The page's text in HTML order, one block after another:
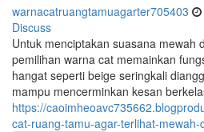
warnacatruangtamuagarter705403
Discuss
Untuk menciptakan suasana mewah
pemilihan warna cat memainkan
hangat seperti beige seringkali
mampu mencerminkan kesan
https://
cat-ruang-tamu-agar-terlihat-mewah-